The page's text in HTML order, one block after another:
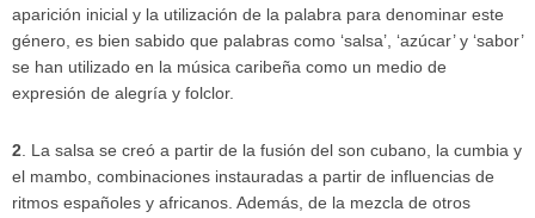
aparición inicial y la utilización de la palabra para denominar este
género, es bien sabido que palabras como ‘salsa’, ‘azúcar’ y ‘sabor’
se han utilizado en la música caribeña como un medio de
expresión de alegría y folclor.
2. La salsa se creó a partir de la fusión del son cubano, la cumbia y
el mambo, combinaciones instauradas a partir de influencias de
ritmos españoles y africanos. Además, de la mezcla de otros